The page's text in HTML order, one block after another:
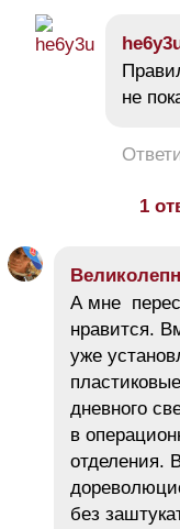
не
1
А мне
нравится.
уже
дневного
в
отделения.
без